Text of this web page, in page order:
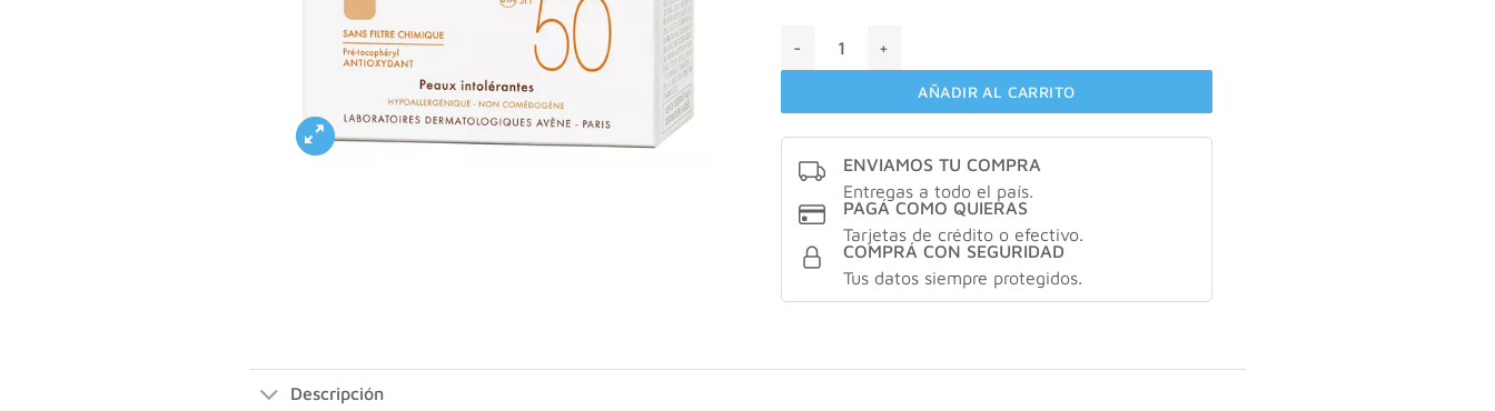
AÑADIR AL CARRITO
ENVIAMOS TU COMPRA
Entregas a todo el país.
PAGÁ COMO QUIERAS
Tarjetas de crédito o efectivo.
COMPRÁ CON SEGURIDAD
Tus datos siempre protegidos.
Descripción